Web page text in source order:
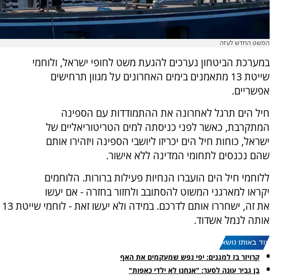
המשט החדש לעזה
במערכת הביטחון נערכים להגעת משט לחופי ישראל, ולוחמי
שייטת 13 מתאמנים בימים האחרונים על מגוון תרחישים
אפשריים.
חיל הים תרגל לאחרונה את ההתמודדות עם הספינה
המתקרבת, כאשר לפני כניסתה למים הטריטוריאליים של
ישראל, כוחות חיל הים יכריזו ליושבי הספינה ויזהירו אותם
שהם נכנסים לתחומי המדינה ללא אישור.
ללוחמי חיל הים הועברו הנחיות פעילות ברורות. הלוחמים
יקראו למארגני המשוט להסתובב ולחזור בחזרה - אם יעשו
אותה לנמל אשדוד.
עוד באותו נושא:
קרויזר בז למגנים: יפי נפש שמעקמים את האף
בן גביר עונה לסער: "אנחנו לא ילדי כאפות"